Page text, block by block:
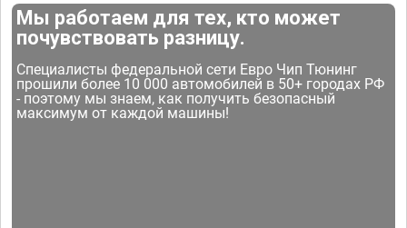
Мы работаем для тех, кто может
почувствовать разницу.
Специалисты федеральной сети Евро Чип Тюнинг
прошили более 10 000 автомобилей в 50+ городах РФ
- поэтому мы знаем, как получить безопасный
максимум от каждой машины!